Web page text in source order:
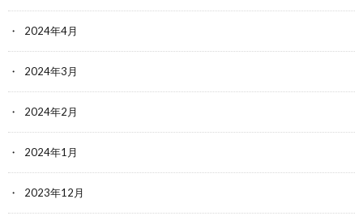
2024年4月
2024年3月
2024年2月
2024年1月
2023年12月